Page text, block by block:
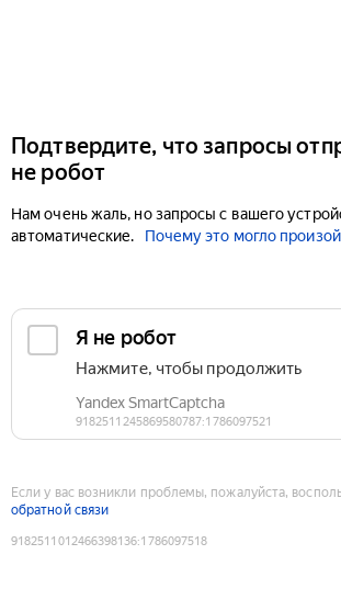
Подтвердите, что запросы
не робот
Нам очень жаль, но запросы с вашего
автоматические.
Почему это могло
Если у вас возникли проблемы, пожалуйста,
обратной связи
9182511012466398136:1786097518